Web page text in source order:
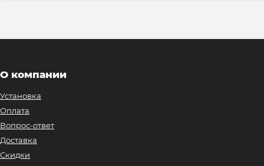
О компании
Установка
Оплата
Вопрос-ответ
Доставка
Скидки